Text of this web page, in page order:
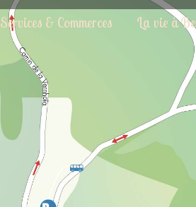
Services & Commerces La vie à